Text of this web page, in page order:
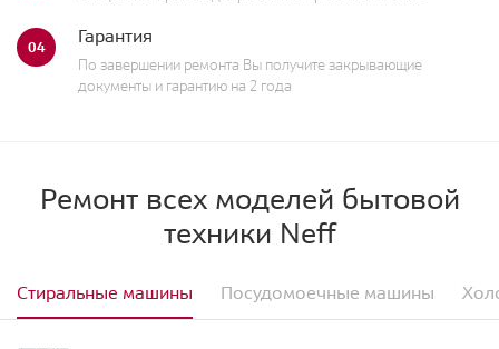
04 Гарантия
По завершении ремонта Вы получите закрывающие
документы и гарантию на 2 года
Ремонт всех моделей бытовой
техники Neff
Стиральные машины Посудомоечные машины